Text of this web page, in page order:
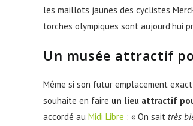
les maillots jaunes des cyclistes
torches olympiques sont aujourd’hui
Un musée attractif
Même si son futur emplacement
souhaite en faire un lieu attractif
accordé au Midi Libre : « On sait très